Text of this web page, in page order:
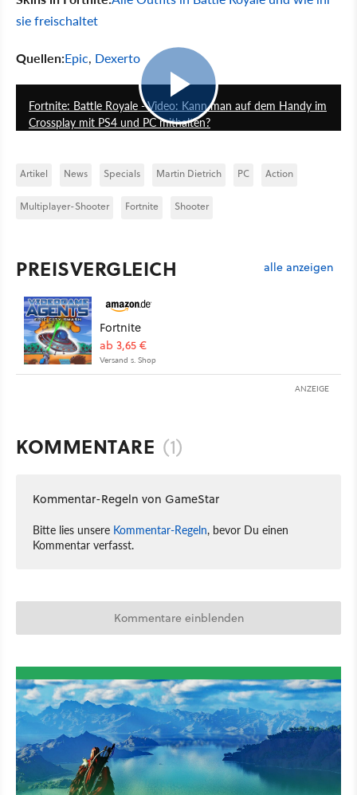
sie freischaltet
Quellen:Epic, Dexerto
Fortnite: Battle Royale - Video: Kann man auf dem Handy im
Crossplay mit PS4 und PC mithalten?
Artikel News Specials Martin Dietrich PC Action
Multiplayer-Shooter Fortnite Shooter
PREISVERGLEICH alle anzeigen
Fortnite
ab 3,65 €
Versand s. Shop
ANZEIGE
KOMMENTARE (1)
Kommentar-Regeln von GameStar
Bitte lies unsere Kommentar-Regeln, bevor Du einen
Kommentar verfasst.
Kommentare einblenden